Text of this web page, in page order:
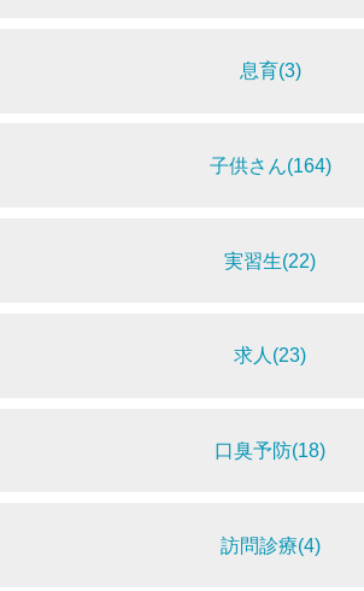
息育(3)
子供さん(164)
実習生(22)
求人(23)
口臭予防(18)
訪問診療(4)